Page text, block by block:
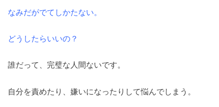
なみだがでてしかたない。
どうしたらいいの？
誰だって、完璧な人間ないです。
自分を責めたり、嫌いになったりして悩んでしまう。